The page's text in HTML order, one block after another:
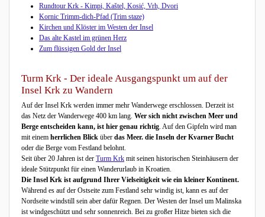
Rundtour Krk - Kimpi, Kaštel, Kosić, Vrh, Dvori
Kornic Trimm-dich-Pfad (Trim staze)
Kirchen und Klöster im Westen der Insel
Das alte Kastel im grünen Herz
Zum flüssigen Gold der Insel
Turm Krk - Der ideale Ausgangspunkt um auf der
Insel Krk zu Wandern
Auf der Insel Krk werden immer mehr Wanderwege erschlossen. Derzeit ist
das Netz der Wanderwege 400 km lang. Wer sich nicht zwischen Meer und
Berge entscheiden kann, ist hier genau richtig . Auf den Gipfeln wird man
mit einem herrlichen Blick über das Meer. die Inseln der Kvarner Bucht
oder die Berge vom Festland belohnt.
Seit über 20 Jahren ist der Turm Krk mit seinen historischen Steinhäusern der
ideale Stützpunkt für einen Wanderurlaub in Kroatien.
Die Insel Krk ist aufgrund Ihrer Vielseitigkeit wie ein kleiner Kontinent.
Während es auf der Ostseite zum Festland sehr windig ist, kann es auf der
Nordseite windstill sein aber dafür Regnen. Der Westen der Insel um Malinska
ist windgeschützt und sehr sonnenreich. Bei zu großer Hitze bieten sich die